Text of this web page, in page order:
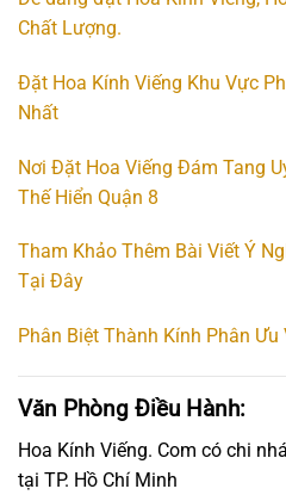
Chất Lượng.
Đặt Hoa Kính Viếng Khu Vực
Nhất
Nơi Đặt Hoa Viếng Đám Tang
Thế Hiển Quận 8
Tham Khảo Thêm Bài Viết Ý
Tại Đây
Phân Biệt Thành Kính Phân Ưu
Văn Phòng Điều Hành:
Hoa Kính Viếng. Com có chi
tại TP. Hồ Chí Minh